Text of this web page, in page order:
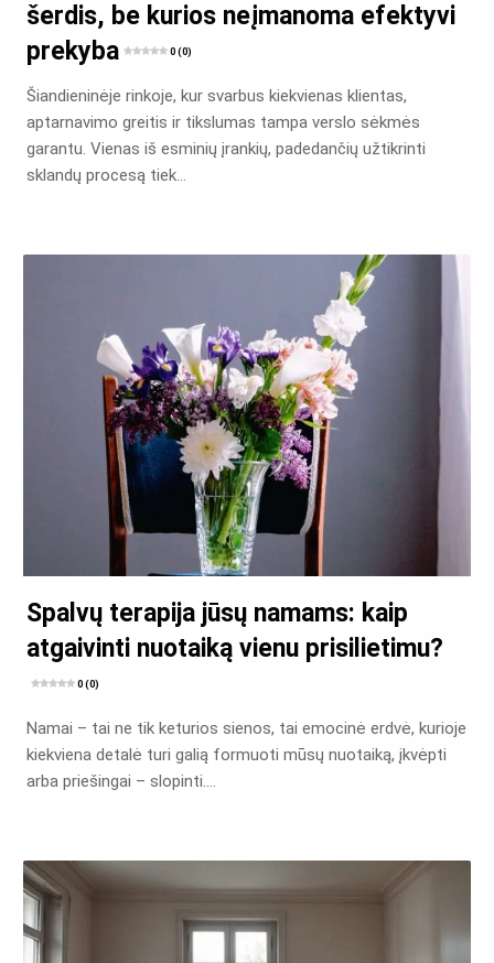
šerdis, be kurios neįmanoma efektyvi
prekyba
0 (0)
Šiandieninėje rinkoje, kur svarbus kiekvienas klientas,
aptarnavimo greitis ir tikslumas tampa verslo sėkmės
garantu. Vienas iš esminių įrankių, padedančių užtikrinti
sklandų procesą tiek…
Spalvų terapija jūsų namams: kaip
atgaivinti nuotaiką vienu prisilietimu?
0 (0)
Namai – tai ne tik keturios sienos, tai emocinė erdvė, kurioje
kiekviena detalė turi galią formuoti mūsų nuotaiką, įkvėpti
arba priešingai – slopinti….